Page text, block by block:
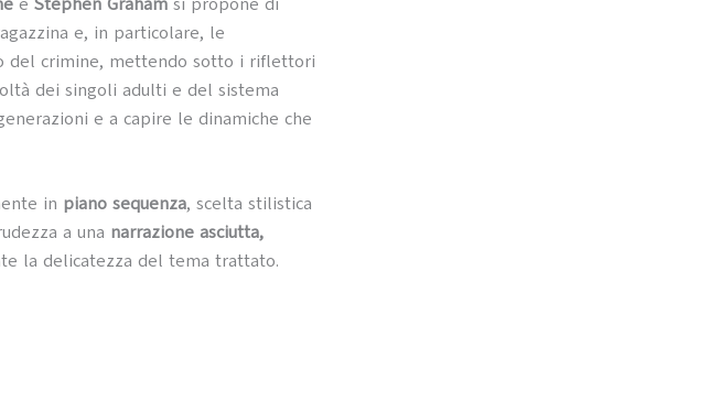
e, in particolare, le
del crimine, mettendo sotto i riflettori
dei singoli adulti e del sistema
e a capire le dinamiche che
in piano sequenza, scelta stilistica
a una narrazione asciutta,
la delicatezza del tema trattato.